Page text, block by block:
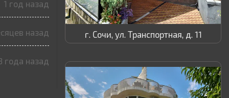
1 год назад
назад
года назад
г. Сочи, ул. Транспортная, д. 11